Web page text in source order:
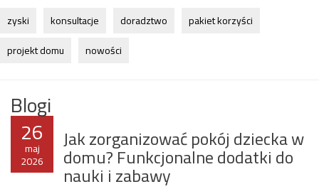
zyski konsultacje doradztwo
pakiet korzyści
projekt domu
nowości
Blogi
26
maj
2026
Jak zorganizować pokój dziecka w
domu? Funkcjonalne dodatki do
nauki i zabawy